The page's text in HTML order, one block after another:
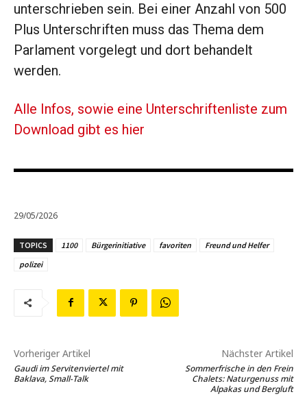
unterschrieben sein. Bei einer Anzahl von 500
Plus Unterschriften muss das Thema dem
Parlament vorgelegt und dort behandelt
werden.
Alle Infos, sowie eine Unterschriftenliste zum
Download gibt es hier
29/05/2026
TOPICS 1100 Bürgerinitiative favoriten
Freund und Helfer
polizei
Vorheriger Artikel
Gaudi im Servitenviertel mit
Baklava, Small-Talk
Nächster Artikel
Sommerfrische in den Frein
Chalets: Naturgenuss mit
Alpakas und Bergluft